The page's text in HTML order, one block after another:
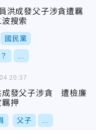
洪成發父子涉貪遭羈
搜索
國民黨
成發父子涉貪 遭檢廉
押
父子
20:37